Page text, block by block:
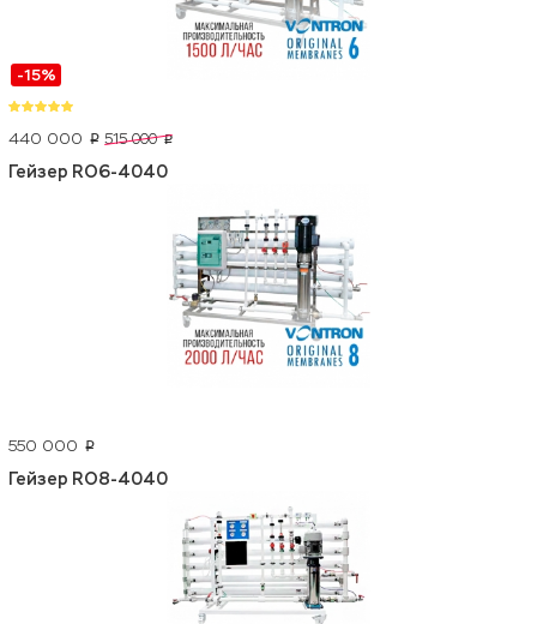
-15%
440 000 p 515 000 p
Гейзер RO6-4040
550 000 p
Гейзер RO8-4040